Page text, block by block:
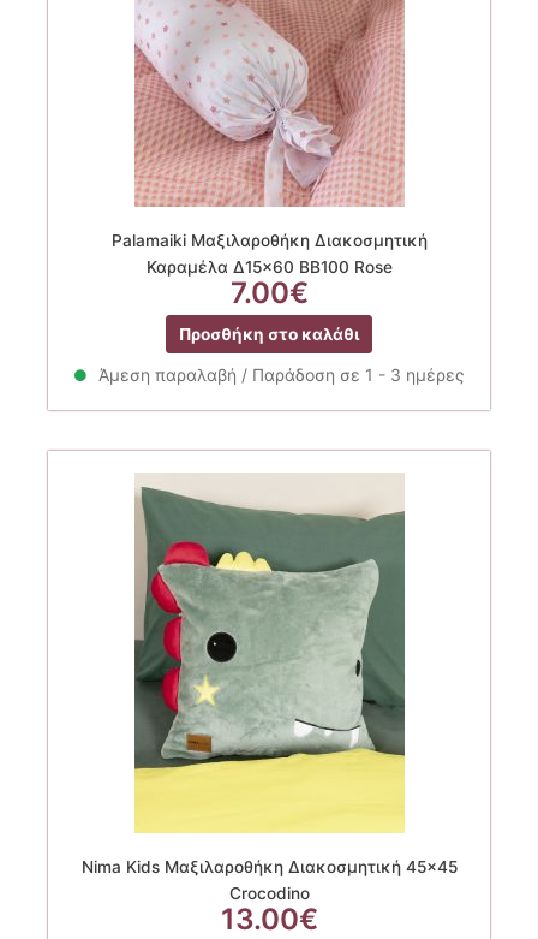
Palamaiki Μαξιλαροθήκη Διακοσμητική
Καραμέλα Δ15×60 BB100 Rose
7.00€
Προσθήκη στο καλάθι
Άμεση παραλαβή / Παράδοση σε 1 - 3 ημέρες
Nima Kids Μαξιλαροθήκη Διακοσμητική 45×45
Crocodino
13.00€